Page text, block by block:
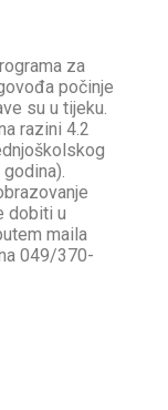
za
počinje
su u tijeku.
razini 4.2
dobiti u
maila
049/370-